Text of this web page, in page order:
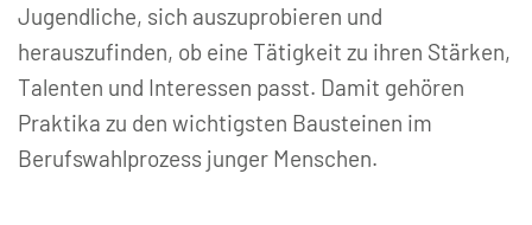
Jugendliche, sich auszuprobieren und
herauszufinden, ob eine Tätigkeit zu ihren Stärken,
Talenten und Interessen passt. Damit gehören
Praktika zu den wichtigsten Bausteinen im
Berufswahlprozess junger Menschen.